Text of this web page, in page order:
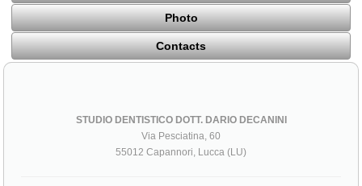
Photo
Contacts
STUDIO DENTISTICO DOTT. DARIO DECANINI
Via Pesciatina, 60
55012 Capannori, Lucca (LU)